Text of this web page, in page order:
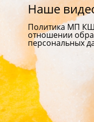
Наше
Политика МП
отношении
персональных